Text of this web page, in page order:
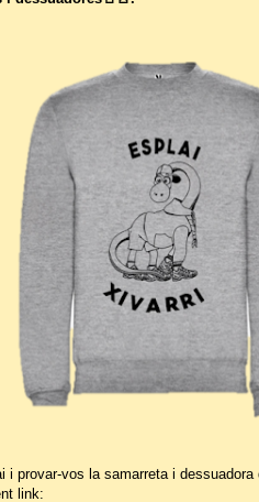
i provar-vos la samarreta i dessuadora
link: